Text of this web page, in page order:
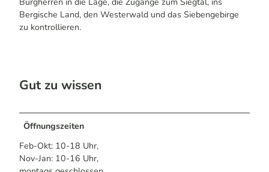
n
Burgherren in die Lage, die Zugänge zum Siegtal, ins
Bergische Land, den Westerwald und das Siebengebirge
zu kontrollieren.
Gut zu wissen
Öffnungszeiten
Feb-Okt: 10-18 Uhr,
Nov-Jan: 10-16 Uhr,